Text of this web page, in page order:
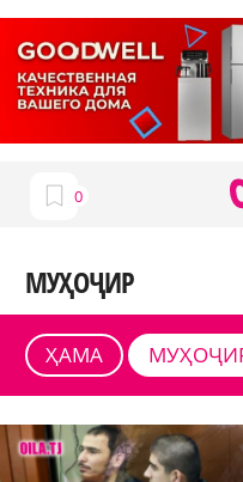
МУҲОҶИР
ҲАМА